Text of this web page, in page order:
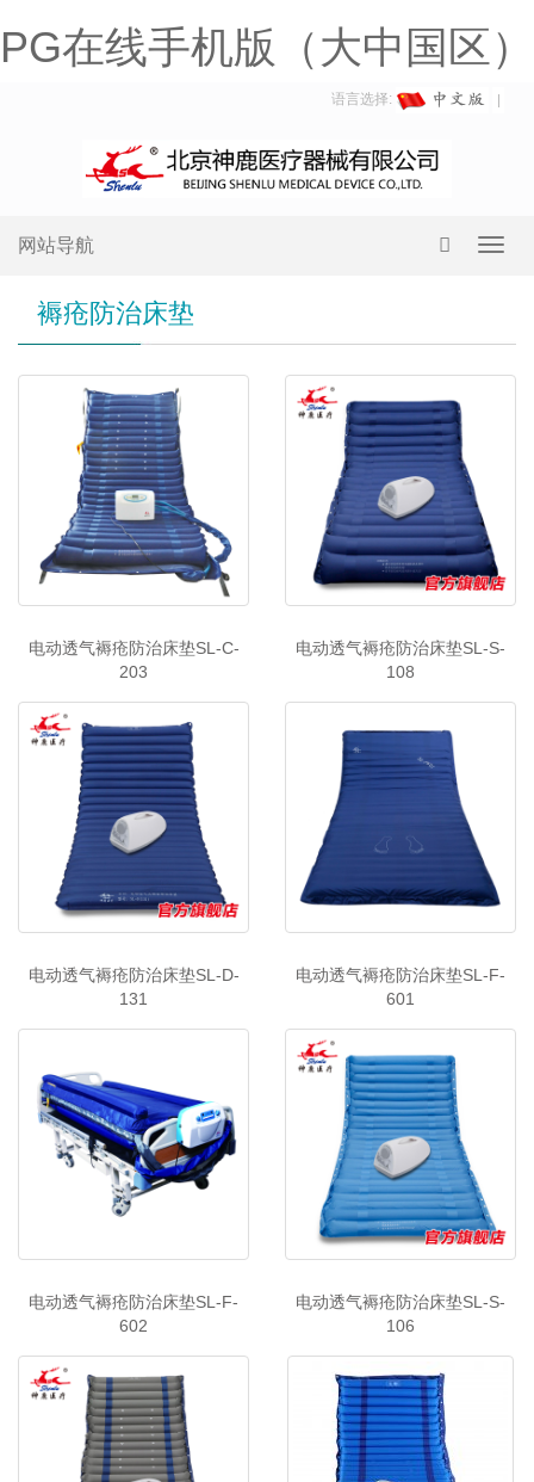
PG在线手机版（大中国区）
语言选择:
网站导航
褥疮防治床垫
电动透气褥疮防治床垫SL-C-
203
电动透气褥疮防治床垫SL-S-
108
电动透气褥疮防治床垫SL-D-
131
电动透气褥疮防治床垫SL-F-
601
电动透气褥疮防治床垫SL-F-
602
电动透气褥疮防治床垫SL-S-
106